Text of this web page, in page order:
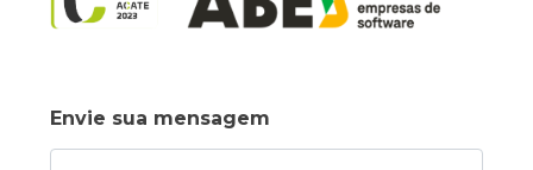
Envie sua mensagem